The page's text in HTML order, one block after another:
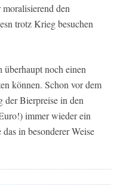
den
trotz Krieg besuchen
überhaupt noch einen
können. Schon vor dem
Bierpreise in den
immer wieder ein
in besonderer Weise